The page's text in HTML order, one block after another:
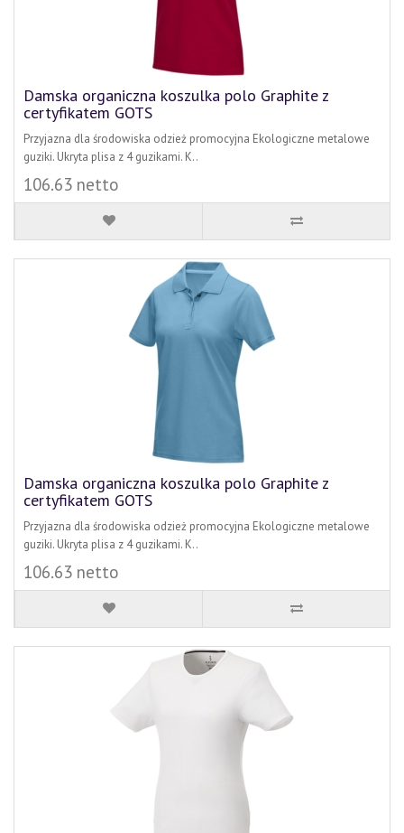
Damska organiczna koszulka polo Graphite z
certyfikatem GOTS
Przyjazna dla środowiska odzież promocyjna Ekologiczne metalowe
guziki. Ukryta plisa z 4 guzikami. K..
106.63 netto
Damska organiczna koszulka polo Graphite z
certyfikatem GOTS
Przyjazna dla środowiska odzież promocyjna Ekologiczne metalowe
guziki. Ukryta plisa z 4 guzikami. K..
106.63 netto